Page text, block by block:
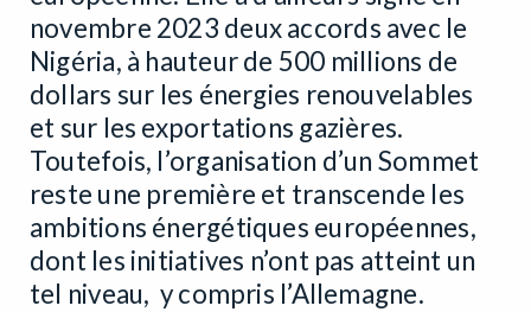
novembre 2023 deux accords avec le
Nigéria, à hauteur de 500 millions de
dollars sur les énergies renouvelables
et sur les exportations gazières.
Toutefois, l’organisation d’un Sommet
reste une première et transcende les
ambitions énergétiques européennes,
dont les initiatives n’ont pas atteint un
tel niveau, y compris l’Allemagne.